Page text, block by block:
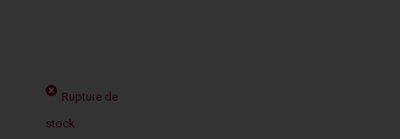
Rupture de
stock